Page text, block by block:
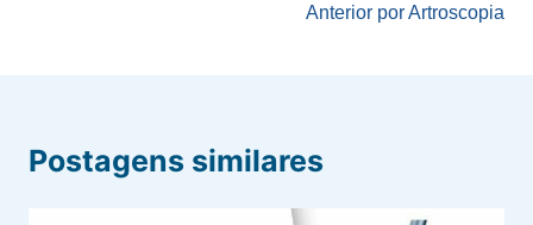
Anterior por Artroscopia
Postagens similares